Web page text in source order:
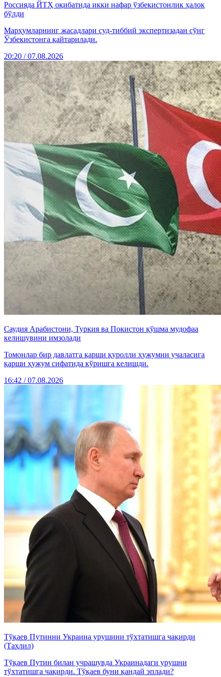
Россияда ЙТҲ оқибатида икки нафар ўзбекистонлик ҳалок
бўлди
Марҳумларнинг жасадлари суд-тиббий экспертизадан сўнг
Ўзбекистонга қайтарилади.
20:20 / 07.08.2026
Саудия Арабистони, Туркия ва Покистон қўшма мудофаа
келишувини имзолади
Томонлар бир давлатга қарши қуролли ҳужумни учаласига
қарши ҳужум сифатида кўришга келишди.
16:42 / 07.08.2026
Тўқаев Путинни Украина урушини тўхтатишга чақирди
(Таҳлил)
Тўқаев Путин билан учрашувда Украинадаги урушни
тўхтатишга чақирди. Тўқаев буни қандай эплади?